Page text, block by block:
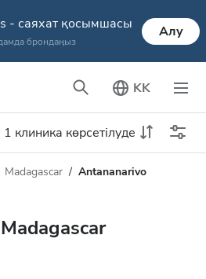
- саяхат қосымшасы
брондаңыз
Алу
KK
клиника көрсетілуде
Madagascar Antananarivo